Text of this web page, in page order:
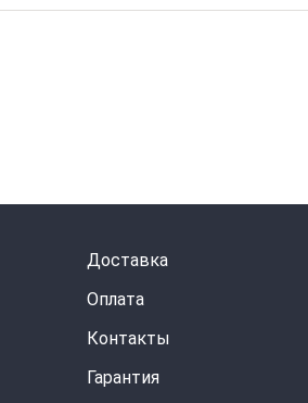
Доставка
Оплата
Контакты
Гарантия